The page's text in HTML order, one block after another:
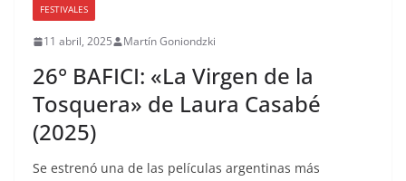
FESTIVALES
11 abril, 2025 Martín Goniondzki
26° BAFICI: «La Virgen de la
Tosquera» de Laura Casabé
(2025)
Se estrenó una de las películas argentinas más